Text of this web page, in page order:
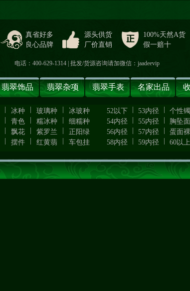
真省好多
良心品牌
源头供货
厂价直销
100%天然A货
假一赔十
电话：400-629-1314 | 批发/货源咨询请加微信：jaadeevip
翡翠饰品 翡翠杂项 翡翠手表 名家出品
冰种 玻璃种
冰玻种
青色 糯冰种
细糯种
飘花 紫罗兰
正阳绿
摆件 红黄翡 车包挂
52以下 53内径 个性镯
54内径
55内径 胸坠面
56内径
57内径 蛋面
58内径
59内径 60以上